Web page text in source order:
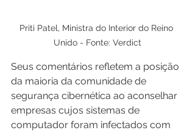
Priti Patel, Ministra do Interior do Reino
Unido - Fonte: Verdict
Seus comentários refletem a posição
da maioria da comunidade de
segurança cibernética ao aconselhar
empresas cujos sistemas de
computador foram infectados com